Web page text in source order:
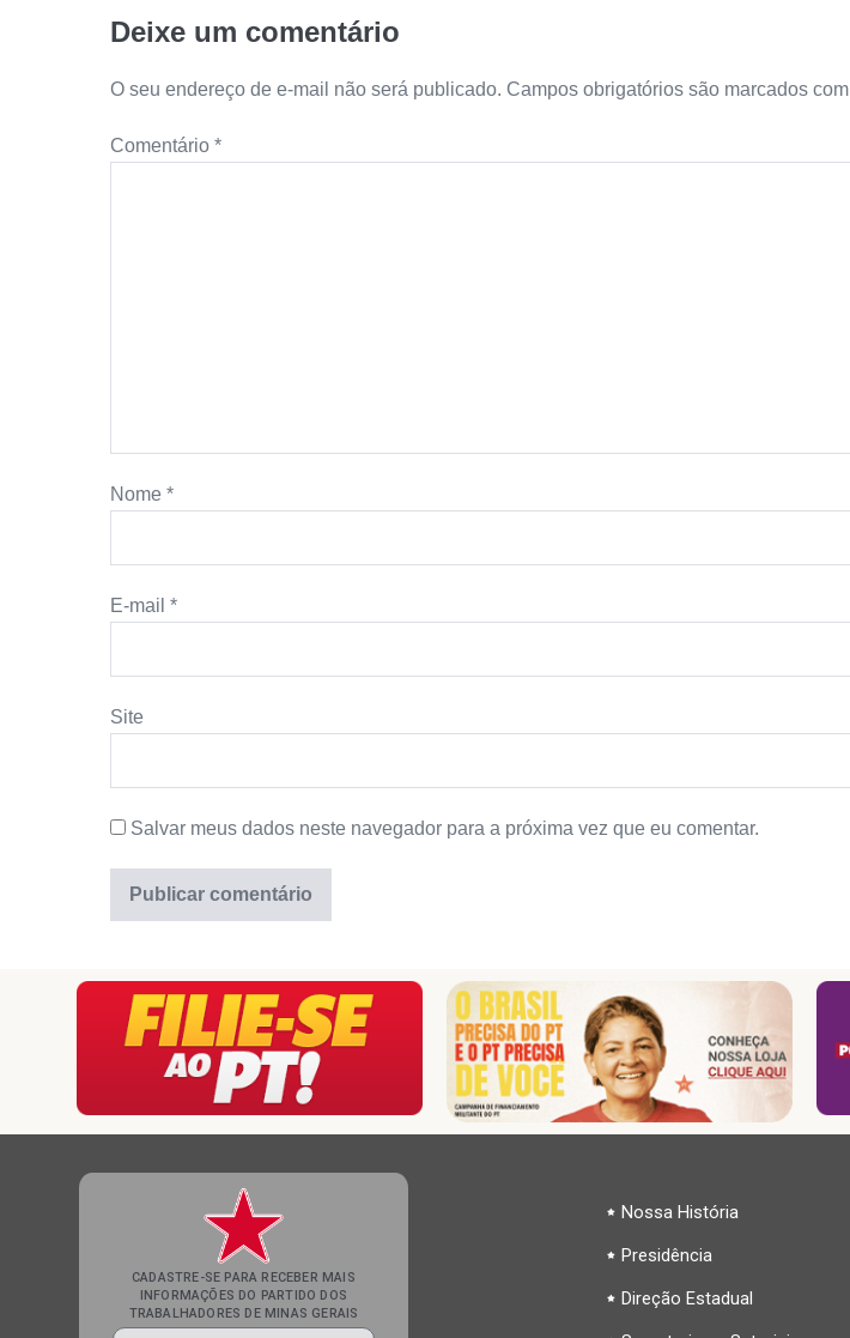
Deixe um comentário
O seu endereço de e-mail não será publicado. Campos obrigatórios são marcados com
Comentário *
Nome *
E-mail *
Site
Salvar meus dados neste navegador para a próxima vez que eu comentar.
CADASTRE-SE PARA RECEBER MAIS
INFORMAÇÕES DO PARTIDO DOS
TRABALHADORES DE MINAS GERAIS
Nossa História
Presidência
Direção Estadual